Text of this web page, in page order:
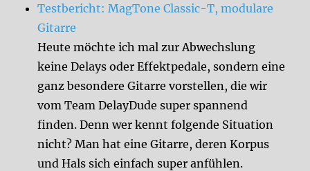
Testbericht: MagTone Classic-T, modulare
Gitarre
Heute möchte ich mal zur Abwechslung
keine Delays oder Effektpedale, sondern eine
ganz besondere Gitarre vorstellen, die wir
vom Team DelayDude super spannend
finden. Denn wer kennt folgende Situation
nicht? Man hat eine Gitarre, deren Korpus
und Hals sich einfach super anfühlen.